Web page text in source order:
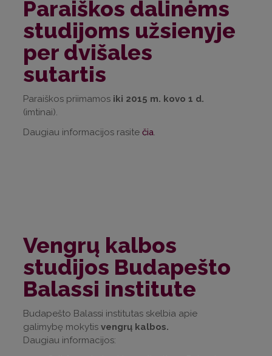
Paraiškos dalinėms
studijoms užsienyje
per dvišales
sutartis
Paraiškos priimamos iki 2015 m. kovo 1 d.
(imtinai).
Daugiau informacijos rasite čia.
Vengrų kalbos
studijos Budapešto
Balassi institute
Budapešto Balassi institutas skelbia apie
galimybę mokytis vengrų kalbos.
Daugiau informacijos: